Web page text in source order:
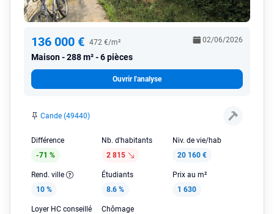
136 000 € 472 €/m²
Maison 288 m² - 6 pièces
02/06/2026
Ouvrir l'analyse
Cande (49440)
Différence
-71 %
Nb. d'habitants
2 815
Niv. de vie/hab
20 160 €
Rend. ville
10 %
Étudiants
8.6 %
Prix au m²
1 630
Loyer HC conseillé
Chômage